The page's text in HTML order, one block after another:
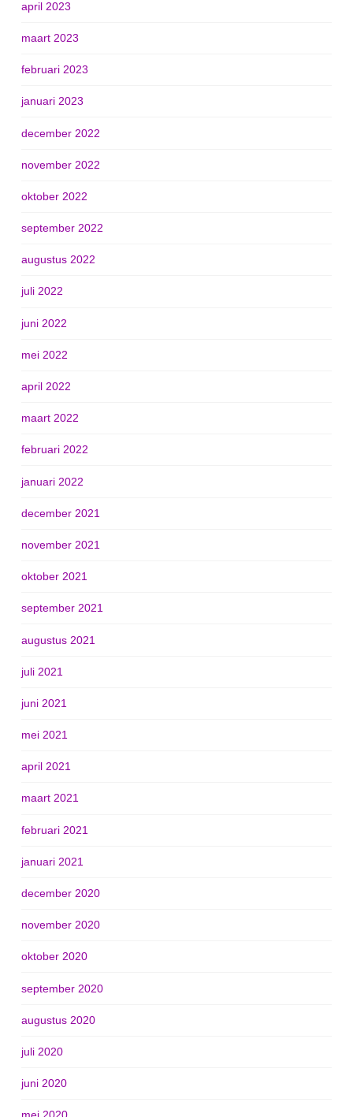
april 2023
maart 2023
februari 2023
januari 2023
december 2022
november 2022
oktober 2022
september 2022
augustus 2022
juli 2022
juni 2022
mei 2022
april 2022
maart 2022
februari 2022
januari 2022
december 2021
november 2021
oktober 2021
september 2021
augustus 2021
juli 2021
juni 2021
mei 2021
april 2021
maart 2021
februari 2021
januari 2021
december 2020
november 2020
oktober 2020
september 2020
augustus 2020
juli 2020
juni 2020